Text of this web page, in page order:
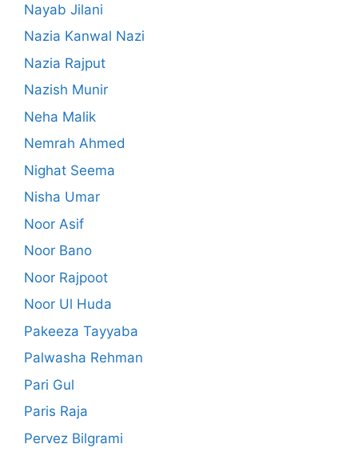
Nayab Jilani
Nazia Kanwal Nazi
Nazia Rajput
Nazish Munir
Neha Malik
Nemrah Ahmed
Nighat Seema
Nisha Umar
Noor Asif
Noor Bano
Noor Rajpoot
Noor Ul Huda
Pakeeza Tayyaba
Palwasha Rehman
Pari Gul
Paris Raja
Pervez Bilgrami